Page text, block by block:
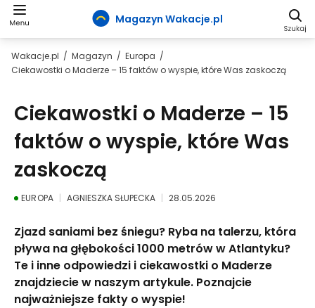
Magazyn Wakacje.pl
Wakacje.pl Magazyn
Europa
Ciekawostki o Maderze – 15 faktów o wyspie, które Was zaskoczą
Ciekawostki o Maderze – 15
faktów o wyspie, które Was
zaskoczą
EUROPA AGNIESZKA SŁUPECKA 28.05.2026
Zjazd saniami bez śniegu? Ryba na talerzu, która
pływa na głębokości 1000 metrów w Atlantyku?
Te i inne odpowiedzi i ciekawostki o Maderze
znajdziecie w naszym artykule. Poznajcie
najważniejsze fakty o wyspie!